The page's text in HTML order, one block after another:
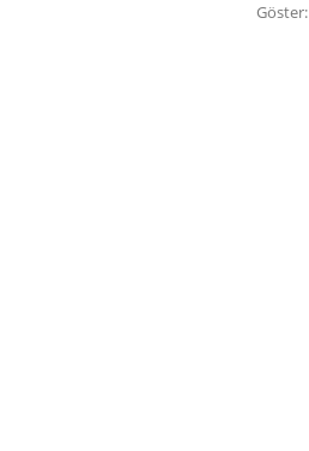
Göster: